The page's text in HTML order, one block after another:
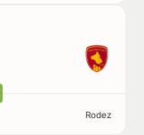
Rodez